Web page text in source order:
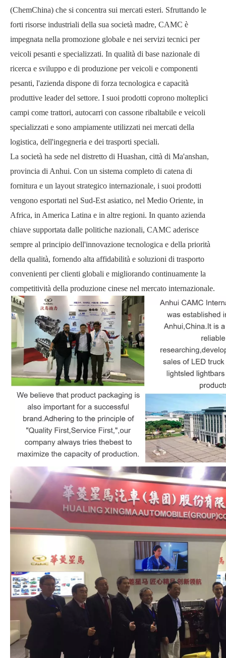
(ChemChina) che si concentra sui mercati esteri. Sfruttando le
forti risorse industriali della sua società madre, CAMC è
impegnata nella promozione globale e nei servizi tecnici per
veicoli pesanti e specializzati. In qualità di base nazionale di
ricerca e sviluppo e di produzione per veicoli e componenti
pesanti, l'azienda dispone di forza tecnologica e capacità
produttive leader del settore. I suoi prodotti coprono molteplici
campi come trattori, autocarri con cassone ribaltabile e veicoli
specializzati e sono ampiamente utilizzati nei mercati della
logistica, dell'ingegneria e dei trasporti speciali.
La società ha sede nel distretto di Huashan, città di Ma'anshan,
provincia di Anhui. Con un sistema completo di catena di
fornitura e un layout strategico internazionale, i suoi prodotti
vengono esportati nel Sud-Est asiatico, nel Medio Oriente, in
Africa, in America Latina e in altre regioni. In quanto azienda
chiave supportata dalle politiche nazionali, CAMC aderisce
sempre al principio dell'innovazione tecnologica e della priorità
della qualità, fornendo alta affidabilità e soluzioni di trasporto
convenienti per clienti globali e migliorando continuamente la
competitività della produzione cinese nel mercato internazionale.